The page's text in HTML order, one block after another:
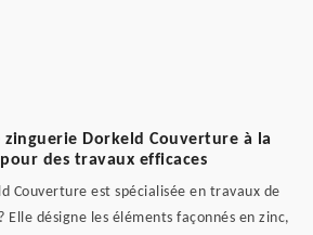
Dorkeld Couverture à la
des travaux efficaces
Couverture est spécialisée en travaux de
Elle désigne les éléments façonnés en zinc,